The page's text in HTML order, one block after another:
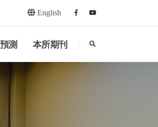
English Facebookyoutube
測 本所期刊 search